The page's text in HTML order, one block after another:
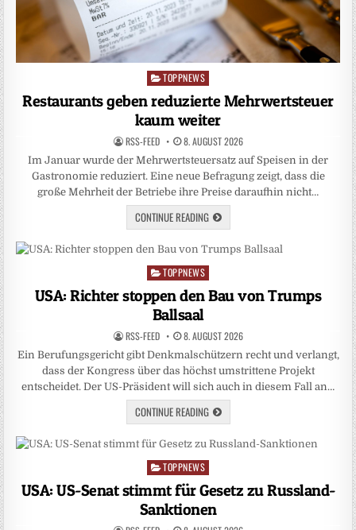
Posted
TOPPNEWS
Restaurants geben reduzierte Mehrwertsteuer
kaum weiter
RSS-FEED 8. AUGUST 2026
Im Januar wurde der Mehrwertsteuersatz auf Speisen in der
Gastronomie reduziert. Eine neue Befragung zeigt, dass die
große Mehrheit der Betriebe ihre Preise daraufhin nicht…
CONTINUE READING
Posted
TOPPNEWS
USA: Richter stoppen den Bau von Trumps
Ballsaal
RSS-FEED 8. AUGUST 2026
Ein Berufungsgericht gibt Denkmalschützern recht und verlangt,
dass der Kongress über das höchst umstrittene Projekt
entscheidet. Der US-Präsident will sich auch in diesem Fall an…
CONTINUE READING
Posted
TOPPNEWS
USA: US-Senat stimmt für Gesetz zu Russland-
Sanktionen